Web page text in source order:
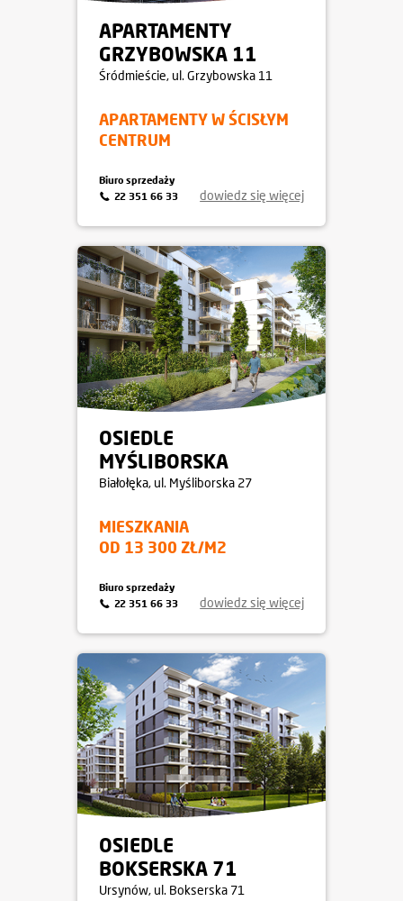
APARTAMENTY
GRZYBOWSKA 11
Śródmieście, ul. Grzybowska 11
APARTAMENTY W ŚCISŁYM
CENTRUM
dowiedz się więcej
Biuro sprzedaży
22 351 66 33
OSIEDLE
MYŚLIBORSKA
Białołęka, ul. Myśliborska 27
MIESZKANIA
OD 13 300 ZŁ/M2
dowiedz się więcej
Biuro sprzedaży
22 351 66 33
OSIEDLE
BOKSERSKA 71
Ursynów, ul. Bokserska 71